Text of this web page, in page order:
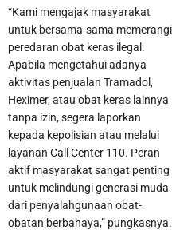
“Kami mengajak masyarakat
untuk bersama-sama memerangi
peredaran obat keras ilegal.
Apabila mengetahui adanya
aktivitas penjualan Tramadol,
Heximer, atau obat keras lainnya
tanpa izin, segera laporkan
kepada kepolisian atau melalui
layanan Call Center 110. Peran
aktif masyarakat sangat penting
untuk melindungi generasi muda
dari penyalahgunaan obat-
obatan berbahaya,” pungkasnya.